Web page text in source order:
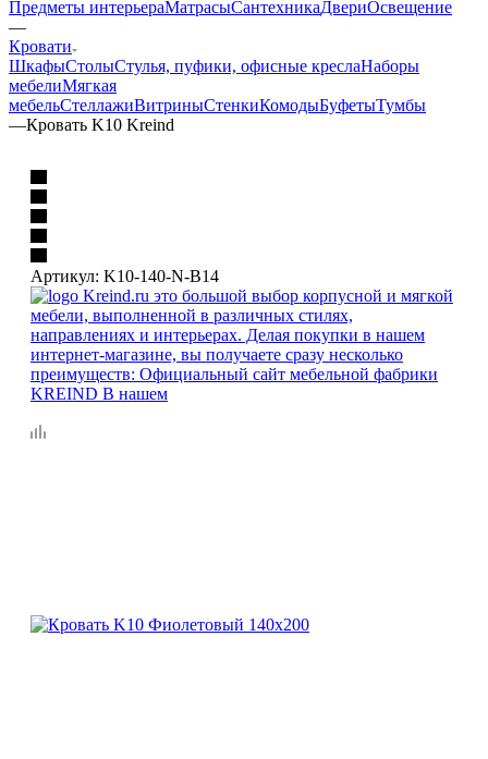
Предметы интерьераМатрасыСантехникаДвериОсвещение
—
Кровати
ШкафыСтолыСтулья, пуфики, офисные креслаНаборы
мебелиМягкая
мебельСтеллажиВитриныСтенкиКомодыБуфетыТумбы
—Кровать K10 Kreind
Артикул: K10-140-N-B14